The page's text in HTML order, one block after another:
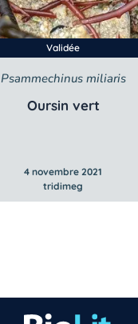
Validée
Psammechinus miliaris
Oursin vert
4 novembre 2021
tridimeg